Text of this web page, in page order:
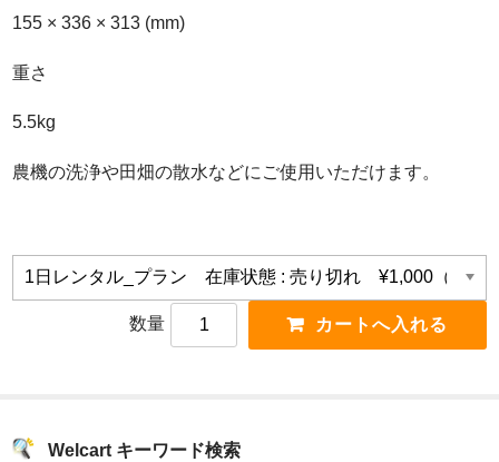
155 × 336 × 313 (mm)
重さ
5.5kg
農機の洗浄や田畑の散水などにご使用いただけます。
数量
Welcart キーワード検索